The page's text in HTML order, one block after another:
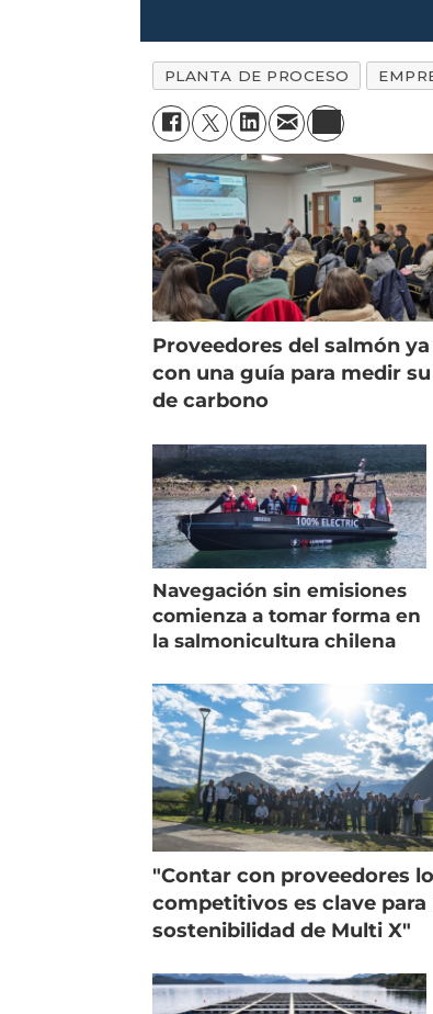
PLANTA DE PROCESO
Proveedores del salmón
con una guía para medir
de carbono
Navegación sin emisiones
comienza a tomar forma en
la salmonicultura chilena
"Contar con proveedores
competitivos es clave para
sostenibilidad de Multi X"